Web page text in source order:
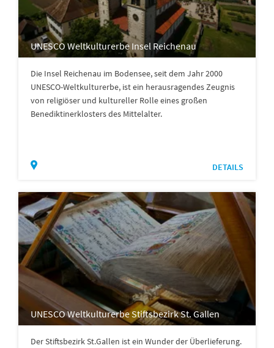
UNESCO Weltkulturerbe Insel Reichenau
Die Insel Reichenau im Bodensee, seit dem Jahr 2000
UNESCO-Weltkulturerbe, ist ein herausragendes Zeugnis
von religiöser und kultureller Rolle eines großen
Benediktinerklosters des Mittelalter.
DETAILS
UNESCO Weltkulturerbe Stiftsbezirk St. Gallen
Der Stiftsbezirk St.Gallen ist ein Wunder der Überlieferung.